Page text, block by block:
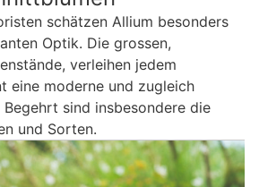
schätzen Allium besonders
Optik. Die grossen,
verleihen jedem
eine moderne und zugleich
sind insbesondere die
und Sorten.